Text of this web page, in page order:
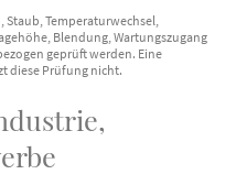
Staub, Temperaturwechsel,
Blendung, Wartungszugang
geprüft werden. Eine
diese Prüfung nicht.